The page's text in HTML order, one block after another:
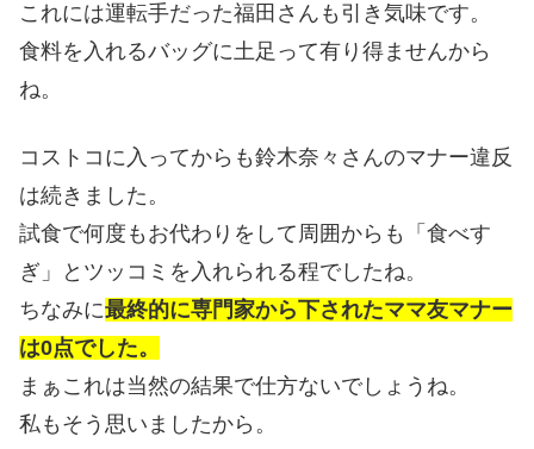
これには運転手だった福田さんも引き気味です。
食料を入れるバッグに土足って有り得ませんから
ね。
コストコに入ってからも鈴木奈々さんのマナー違反
は続きました。
試食で何度もお代わりをして周囲からも「食べす
ぎ」とツッコミを入れられる程でしたね。
ちなみに最終的に専門家から下されたママ友マナー
は0点でした。
まぁこれは当然の結果で仕方ないでしょうね。
私もそう思いましたから。